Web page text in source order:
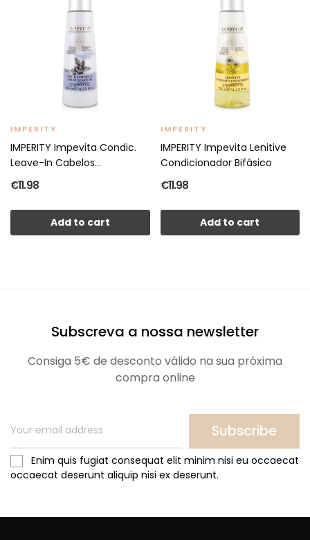
IMPERITY
IMPERITY Impevita Condic.
Leave-In Cabelos...
€11.98
Add to cart
IMPERITY
IMPERITY Impevita Lenitive
Condicionador Bifásico
€11.98
Add to cart
Subscreva a nossa newsletter
Consiga 5€ de desconto válido na sua próxima
compra online
Subscribe
Enim quis fugiat consequat elit minim nisi eu occaecat
occaecat deserunt aliquip nisi ex deserunt.